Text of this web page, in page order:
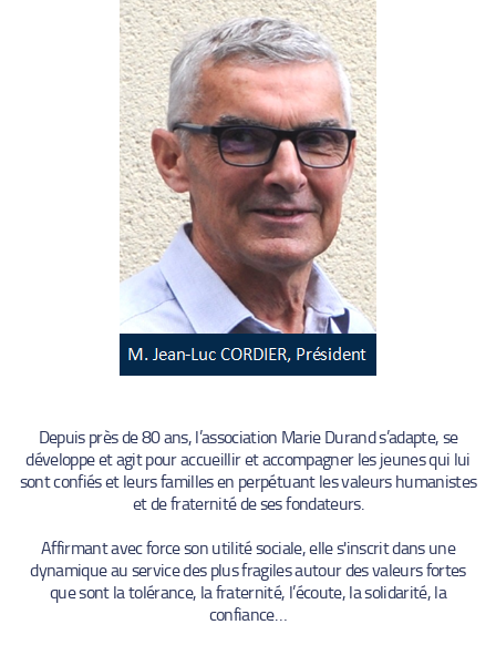
Depuis près de 80 ans, l’association Marie Durand s’adapte, se
développe et agit pour accueillir et accompagner les jeunes qui lui
sont confiés et leurs familles en perpétuant les valeurs humanistes
et de fraternité de ses fondateurs.
Affirmant avec force son utilité sociale, elle s'inscrit dans une
dynamique au service des plus fragiles autour des valeurs fortes
que sont la tolérance, la fraternité, l’écoute, la solidarité, la
confiance…